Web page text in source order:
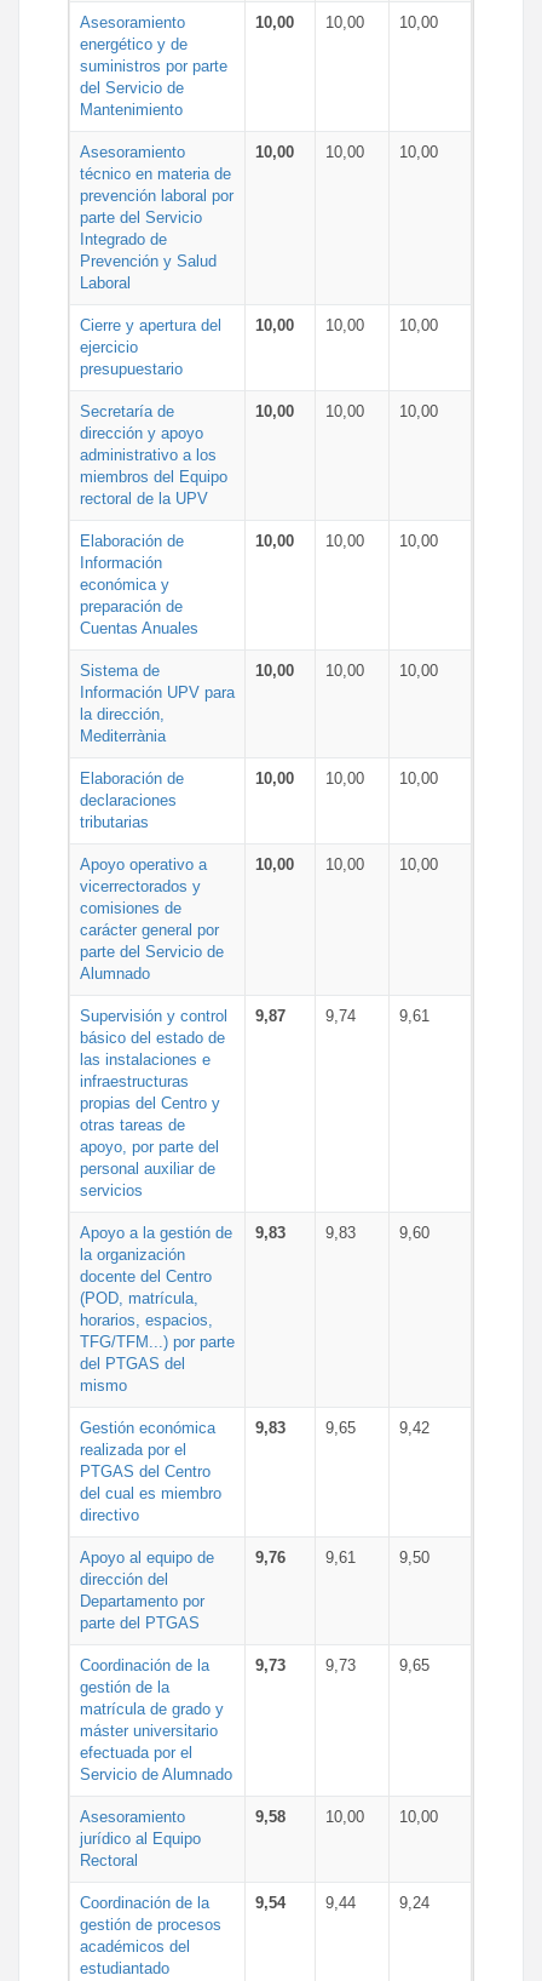
Asesoramiento
energético y de
suministros por parte
del Servicio de
Mantenimiento
10,00 10,00 10,00
Asesoramiento
técnico en materia de
prevención laboral por
parte del Servicio
Integrado de
Prevención y Salud
Laboral
10,00 10,00 10,00
Cierre y apertura del
ejercicio
presupuestario
10,00 10,00 10,00
Secretaría de
dirección y apoyo
administrativo a los
miembros del Equipo
rectoral de la UPV
10,00 10,00 10,00
Elaboración de
Información
económica y
preparación de
Cuentas Anuales
10,00 10,00 10,00
Sistema de
Información UPV para
la dirección,
Mediterrània
10,00 10,00 10,00
Elaboración de
declaraciones
tributarias
10,00 10,00 10,00
Apoyo operativo a
vicerrectorados y
comisiones de
carácter general por
parte del Servicio de
Alumnado
10,00 10,00 10,00
Supervisión y control
básico del estado de
las instalaciones e
infraestructuras
propias del Centro y
otras tareas de
apoyo, por parte del
personal auxiliar de
servicios
9,87 9,74 9,61
Apoyo a la gestión de
la organización
docente del Centro
(POD, matrícula,
horarios, espacios,
TFG/TFM...) por parte
del PTGAS del
mismo
9,83 9,83 9,60
Gestión económica
realizada por el
PTGAS del Centro
del cual es miembro
directivo
9,83 9,65 9,42
Apoyo al equipo de
dirección del
Departamento por
parte del PTGAS
9,76 9,61 9,50
Coordinación de la
gestión de la
matrícula de grado y
máster universitario
efectuada por el
Servicio de Alumnado
9,73 9,73 9,65
Asesoramiento
jurídico al Equipo
Rectoral
9,58 10,00 10,00
Coordinación de la
gestión de procesos
académicos del
estudiantado
9,54 9,44 9,24